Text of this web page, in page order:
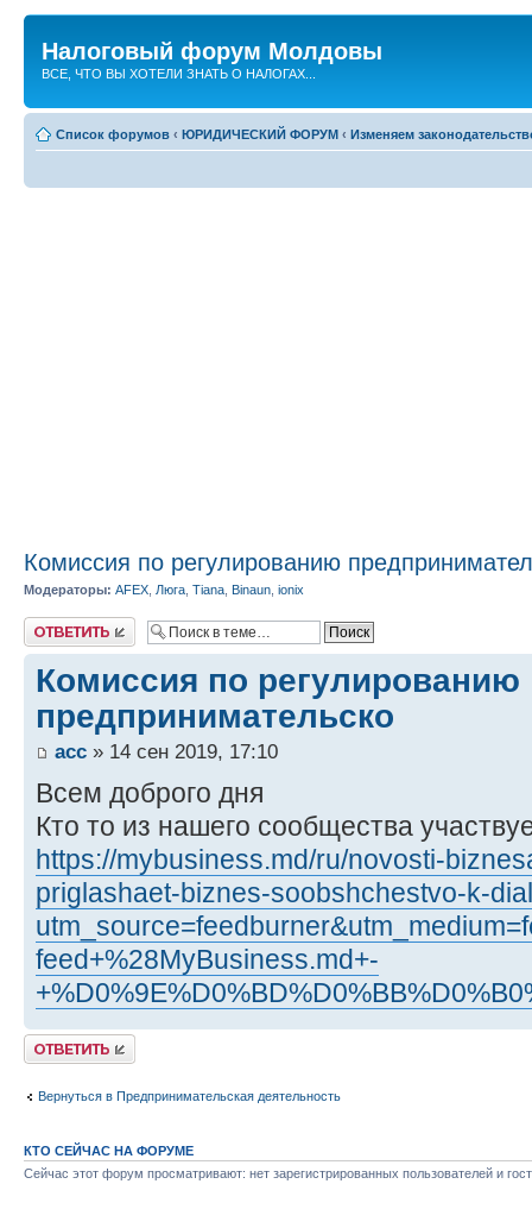
Налоговый форум Молдовы
ВСЕ, ЧТО ВЫ ХОТЕЛИ ЗНАТЬ О НАЛОГАХ...
Список форумов ‹ ЮРИДИЧЕСКИЙ ФОРУМ ‹ Изменяем
Комиссия по регулированию
Модераторы: AFEX Люга Tiana Binaun ionix
Ответить
Комиссия по регулированию
предпринимательско
acc » 14 сен 2019, 17:10
Всем доброго дня
Кто то из нашего сообщества
https://mybusiness.md/ru/novosti-
priglashaet-biznes-soobshchestvo-k-
feed+%28MyBusiness.md+-
Ответить
Вернуться в Предпринимательская деятельность
КТО СЕЙЧАС НА ФОРУМЕ
Сейчас этот форум просматривают: нет зарегистрированных пользователей и